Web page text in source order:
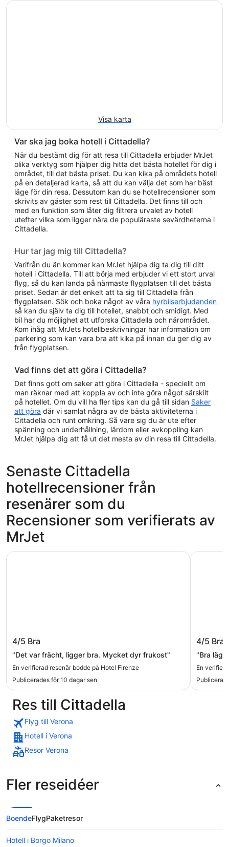
Visa karta
Var ska jag boka hotell i Cittadella?
När du bestämt dig för att resa till Cittadella erbjuder MrJet
olika verktyg som hjälper dig hitta det bästa hotellet för dig i
området, till det bästa priset. Du kan kika på områdets hotell
på en detaljerad karta, så att du kan välja det som har bäst
läge för din resa. Dessutom kan du se hotellrecensioner som
skrivits av gäster som rest till Cittadella. Det finns till och
med en funktion som låter dig filtrera urvalet av hotell
utefter vilka som ligger nära de populäraste sevärdheterna i
Cittadella.
Hur tar jag mig till Cittadella?
Varifrån du än kommer kan MrJet hjälpa dig ta dig till ditt
hotell i Cittadella. Till att börja med erbjuder vi ett stort urval
flyg, så du kan landa på närmaste flygplatsen till det bästa
priset. Sedan är det enkelt att ta sig till Cittadella från
flygplatsen. Sök och boka något av våra hyrbilserbjudanden
så kan du själv ta dig till hotellet, snabbt och smidigt. Med
bil har du möjlighet att utforska Cittadella och närområdet.
Kom ihåg att MrJets hotellbeskrivningar har information om
parkering som kan vara bra att kika på innan du ger dig av
från flygplatsen.
Vad finns det att göra i Cittadella?
Det finns gott om saker att göra i Cittadella - speciellt om
man räknar med att koppla av och inte göra något särskilt
på hotellet. Om du vill ha fler tips kan du gå till sidan Saker
att göra där vi samlat några av de bästa aktiviteterna i
Cittadella och runt omkring. Så vare sig du är ute efter
spänning och underhållning, lärdom eller avkoppling kan
MrJet hjälpa dig att få ut det mesta av din resa till Cittadella.
Senaste Cittadella
hotellrecensioner från
resenärer som du
Recensioner som verifierats av
MrJet
Hotel Firenze
4/5 Bra
"Det var frächt, ligger bra. Mycket dyr frukost"
En verifierad resenär bodde på Hotel Firenze
Publicerades för 10 dagar sen
Hotel Firenze
Novo
4/5 Bra
"Bra
En
Novo
Res till Cittadella
Flyg till Verona
Hotell i Verona
Resor Verona
Fler reseidéer
BoendeFlygPaketresor
Hotell i Borgo Milano